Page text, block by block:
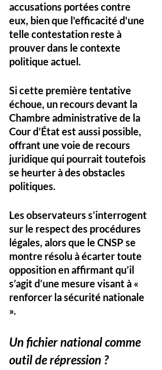
accusations portées contre
eux, bien que l'efficacité d'une
telle contestation reste à
prouver dans le contexte
politique actuel.
Si cette première tentative
échoue, un recours devant la
Chambre administrative de la
Cour d’État est aussi possible,
offrant une voie de recours
juridique qui pourrait toutefois
se heurter à des obstacles
politiques.
Les observateurs s’interrogent
sur le respect des procédures
légales, alors que le CNSP se
montre résolu à écarter toute
opposition en affirmant qu’il
s’agit d’une mesure visant à «
renforcer la sécurité nationale
».
Un fichier national comme
outil de répression ?